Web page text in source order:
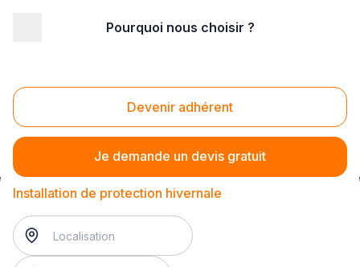
Pourquoi nous choisir ?
Devenir adhérent
Je demande un devis gratuit
Installation de protection hivernale
Installation de protection hivernale